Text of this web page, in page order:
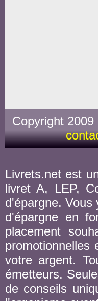
Copyright 2009
Livrets.net est
livret A, LEP,
d'épargne.
d'épargne en
placement
promotionnelles
votre argent.
émetteurs.
de conseils